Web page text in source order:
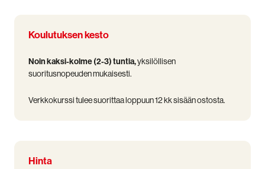
Koulutuksen kesto
Noin kaksi-kolme (2-3) tuntia,yksilöllisen
suoritusnopeuden mukaisesti.
Verkkokurssi tulee suorittaa loppuun 12 kk sisään ostosta.
Hinta